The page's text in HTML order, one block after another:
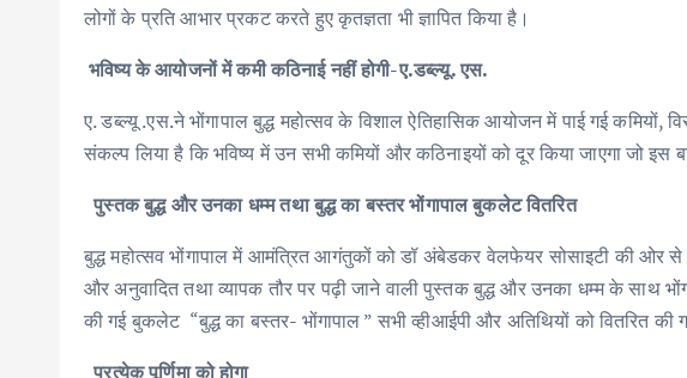
लोगों के प्रति आभार प्रकट करते हुए कृतज्ञता भी ज्ञापित किया है।
भविष्य के आयोजनों में कमी कठिनाई नहीं होगी-ए.डब्ल्यू. एस.
ए. डब्ल्यू .एस.ने भोंगापाल बुद्ध महोत्सव के विशाल ऐतिहासिक आयोजन में पाई गई कमियों,
संकल्प लिया है कि भविष्य में उन सभी कमियों और कठिनाइयों को दूर किया जाएगा जो इस
पुस्तक बुद्ध और उनका धम्म तथा बुद्ध का बस्तर भोंगापाल बुकलेट वितरित
बुद्ध महोत्सव भोंगापाल में आमंत्रित आगंतुकों को डॉ अंबेडकर वेलफेयर सोसाइटी की ओर
और अनुवादित तथा व्यापक तौर पर पढ़ी जाने वाली पुस्तक बुद्ध और उनका धम्म के साथ
की गई बुकलेट “बुद्ध का बस्तर- भोंगापाल ” सभी व्हीआईपी और अतिथियों को वितरित की
प्रत्येक पूर्णिमा को होगा